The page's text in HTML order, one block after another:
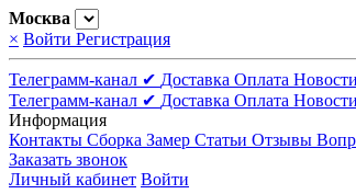
Москва
× Войти Регистрация
Телеграмм-канал ✔ Доставка Оплата Новости
Телеграмм-канал ✔ Доставка Оплата Новости
Информация
Контакты Сборка Замер Статьи Отзывы
Заказать звонок
Личный кабинет Войти